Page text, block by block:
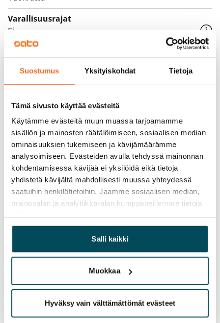
Suostumus Yksityiskohdat Tietoja
Tämä sivusto käyttää evästeitä
Käytämme evästeitä muun muassa tarjoamamme
sisällön ja mainosten räätälöimiseen, sosiaalisen median
ominaisuuksien tukemiseen ja kävijämäärämme
analysoimiseen. Evästeiden avulla tehdyssä mainonnan
kohdentamisessa kävijää ei yksilöidä eikä tietoja
yhdistetä kävijältä mahdollisesti muussa yhteydessä
saatuihin henkilötietoihin. Jaamme sosiaalisen median,
mainosalan ja analytiikka-alan kumppaneillemme tietoja
yhdistää näitä tietoja muihin tietoihin, joita olet antanut
heille tai joita on kerätty, kun olet käyttänyt heidän
palvelujaan.
Salli kaikki
Muokkaa
Hyväksy vain välttämättömät evästeet
Varallisuusrajat
Ei
Vuokravakuus
0 €, (yrityksille min. 1 kk vuokra)
Kotivakuutus
Pakollinen, ei sisälly vuokraan
Vesimaksu
Kulutuksen mukaan
Sähkömaksu
Vuokralainen solmii itse sähkösopimuksen.
Laajakaista
Vuokraan sisältyy 50 M laajakaistaliittymä. Voit hankkia
Savuton talo